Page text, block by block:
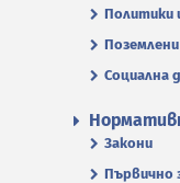
Политики
Социална
Закони
Първично